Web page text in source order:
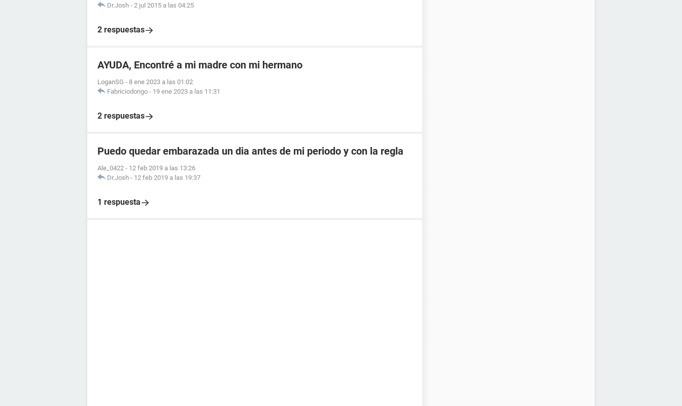
Dr.Josh - 2 jul 2015 a las 04:25
2 respuestas
AYUDA, Encontré a mi madre con mi hermano
LoganSG - 8 ene 2023 a las 01:02
Fabriciodongo - 19 ene 2023 a las 11:31
2 respuestas
Puedo quedar embarazada un dia antes de mi periodo y con la regla
Ale_0422 - 12 feb 2019 a las 13:26
Dr.Josh - 12 feb 2019 a las 19:37
1 respuesta